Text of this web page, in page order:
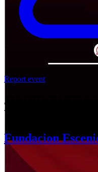
Report event
JUICIO ENTRE
VERDAD DEL
Fundacion